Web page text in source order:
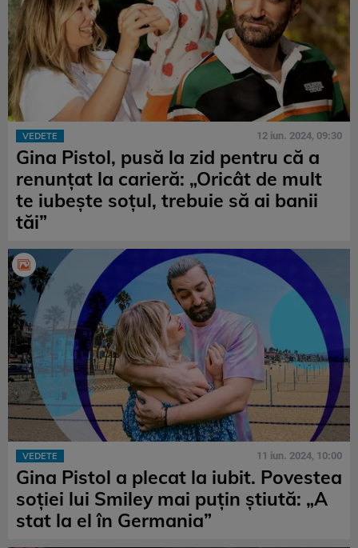
VEDETE 12 iun. 2024, 09:30
Gina Pistol, pusă la zid pentru că a
renunțat la carieră: „Oricât de mult
te iubește soțul, trebuie să ai banii
tăi”
VEDETE 11 iun. 2024, 10:00
Gina Pistol a plecat la iubit. Povestea
soției lui Smiley mai puțin știută: „A
stat la el în Germania”